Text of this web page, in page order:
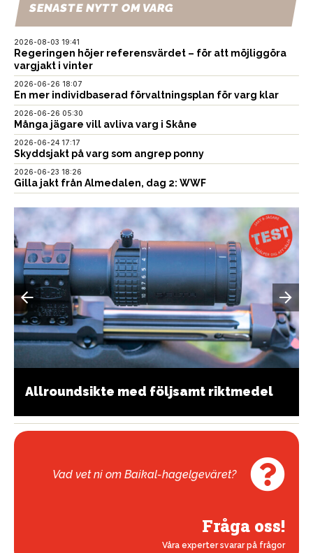
SENASTE NYTT OM VARG
2026-08-03 19:41
Regeringen höjer referensvärdet – för att möjliggöra
vargjakt i vinter
2026-06-26 18:07
En mer individbaserad förvaltningsplan för varg klar
2026-06-26 05:30
Många jägare vill avliva varg i Skåne
2026-06-24 17:17
Skyddsjakt på varg som angrep ponny
2026-06-23 18:26
Gilla jakt från Almedalen, dag 2: WWF
Allroundsikte med följsamt riktmedel
Vad vet ni om Baikal-hagelgeväret?
Fråga oss!
Våra experter svarar på frågor